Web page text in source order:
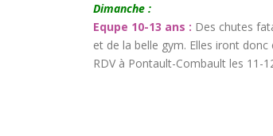
Dimanche :
Equpe 10-13 ans : Des chutes
et de la belle gym. Elles iront
RDV à Pontault-Combault les 11-